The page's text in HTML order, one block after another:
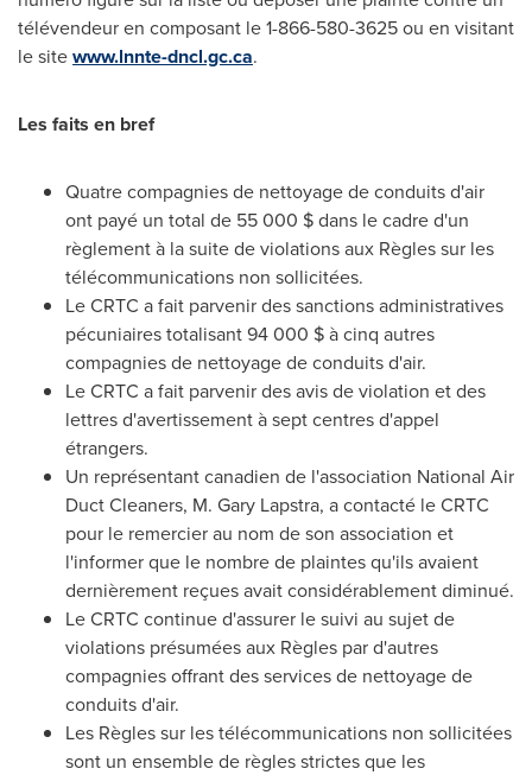
télévendeur en composant le 1-866-580-3625 ou en visitant
le sitewww.lnnte-dncl.gc.ca.
Les faits en bref
Quatre compagnies de nettoyage de conduits d'air
ont payé un total de 55 000 $ dans le cadre d'un
règlement à la suite de violations aux Règles sur les
télécommunications non sollicitées.
Le CRTC a fait parvenir des sanctions administratives
pécuniaires totalisant 94 000 $ à cinq autres
compagnies de nettoyage de conduits d'air.
Le CRTC a fait parvenir des avis de violation et des
lettres d'avertissement à sept centres d'appel
étrangers.
Un représentant canadien de l'association National Air
Duct Cleaners, M. Gary Lapstra, a contacté le CRTC
pour le remercier au nom de son association et
l'informer que le nombre de plaintes qu'ils avaient
dernièrement reçues avait considérablement diminué.
Le CRTC continue d'assurer le suivi au sujet de
violations présumées aux Règles par d'autres
compagnies offrant des services de nettoyage de
conduits d'air.
Les Règles sur les télécommunications non sollicitées
sont un ensemble de règles strictes que les